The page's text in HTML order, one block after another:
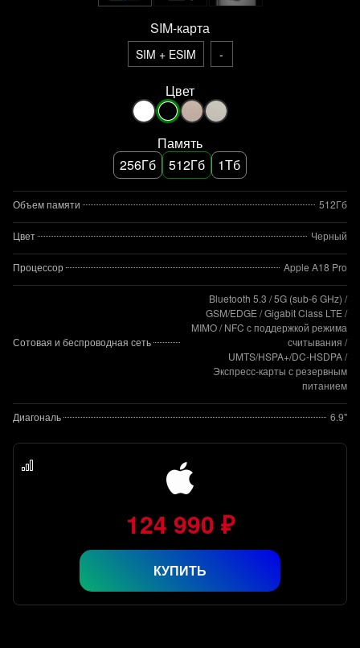
SIM-карта
SIM + ESIM -
Цвет
Память
256Гб
512Гб 1Тб
Объем памяти 512Гб
Цвет Черный
Процессор Apple A18 Pro
Сотовая и беспроводная сеть
Bluetooth 5.3 / 5G (sub‑6 GHz) /
GSM/EDGE / Gigabit Class LTE /
MIMO / NFC с поддержкой режима
считывания /
UMTS/HSPA+/DC‑HSDPA /
Экспресс‑карты с резервным
питанием
Диагональ 6.9"
124 990 ₽
КУПИТЬ